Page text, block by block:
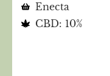
Enecta
CBD: 10%